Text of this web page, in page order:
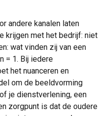
andere kanalen laten
krijgen met het bedrijf: niet
wat vinden zij van een
= 1. Bij iedere
het nuanceren en
om de beeldvorming
je dienstverlening, een
zorgpunt is dat de oudere